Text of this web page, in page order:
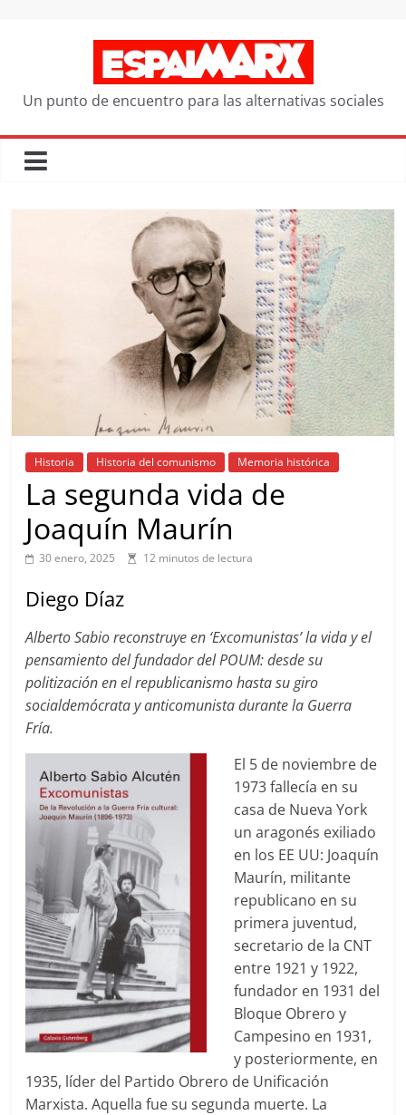
Un punto de encuentro para las alternativas sociales
Historia Historia del comunismo Memoria histórica
La segunda vida de
Joaquín Maurín
30 enero, 2025 12 minutos de lectura
Diego Díaz
Alberto Sabio reconstruye en ‘Excomunistas’ la vida y el
pensamiento del fundador del POUM: desde su
politización en el republicanismo hasta su giro
socialdemócrata y anticomunista durante la Guerra
Fría.
El 5 de noviembre de
1973 fallecía en su
casa de Nueva York
un aragonés exiliado
en los EE UU: Joaquín
Maurín, militante
republicano en su
primera juventud,
secretario de la CNT
entre 1921 y 1922,
fundador en 1931 del
Bloque Obrero y
Campesino en 1931,
y posteriormente, en
1935, líder del Partido Obrero de Unificación
Marxista. Aquella fue su segunda muerte. La